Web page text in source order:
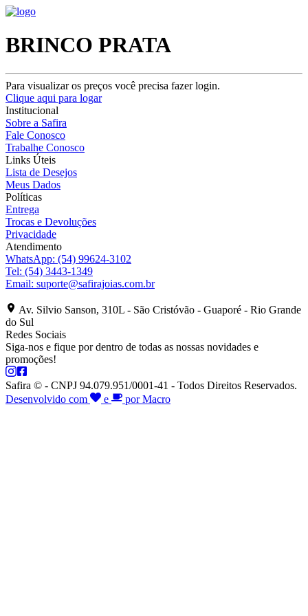
BRINCO PRATA
Para visualizar os preços você precisa fazer login.
Clique aqui para logar
Institucional
Sobre a Safira
Fale Conosco
Trabalhe Conosco
Links Úteis
Lista de Desejos
Meus Dados
Políticas
Entrega
Trocas e Devoluções
Privacidade
Atendimento
WhatsApp: (54) 99624-3102
Tel: (54) 3443-1349
Email: suporte@safirajoias.com.br
Av. Silvio Sanson, 310L - São Cristóvão - Guaporé - Rio Grande
do Sul
Redes Sociais
Siga-nos e fique por dentro de todas as nossas novidades e
promoções!
Safira © - CNPJ 94.079.951/0001-41 - Todos Direitos Reservados.
Desenvolvido com
e por Macro